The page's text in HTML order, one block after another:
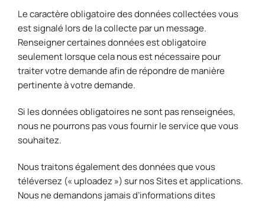
Le caractère obligatoire des données collectées vous
est signalé lors de la collecte par un message.
Renseigner certaines données est obligatoire
seulement lorsque cela nous est nécessaire pour
traiter votre demande afin de répondre de manière
pertinente à votre demande.
Si les données obligatoires ne sont pas renseignées,
nous ne pourrons pas vous fournir le service que vous
souhaitez.
Nous traitons également des données que vous
téléversez (« uploadez ») sur nos Sites et applications.
Nous ne demandons jamais d’informations dites